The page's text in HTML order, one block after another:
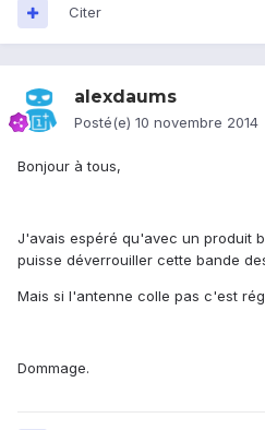
Citer
alexdaums
Posté(e) 10 novembre 2014
Bonjour à tous,
J'avais espéré qu'avec un produit
puisse déverrouiller cette bande
Mais si l'antenne colle pas c'est
Dommage.